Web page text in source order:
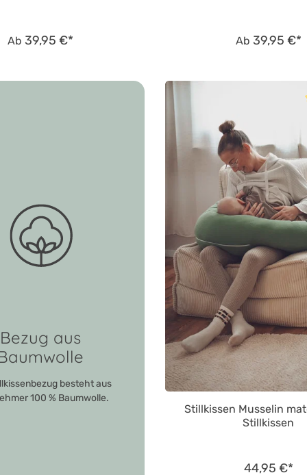
Bezug aus
besteht aus
100 % Baumwolle.
Ab 39,95 €* Ab 39,95 €*
Stillkissen Musselin
Stillkissen
44,95 €*